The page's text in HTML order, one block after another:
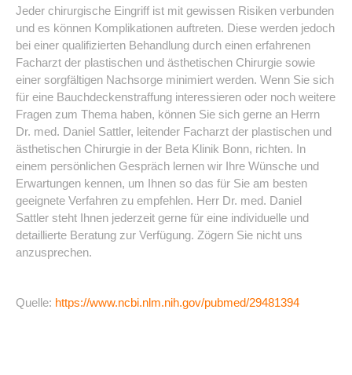
Jeder chirurgische Eingriff ist mit gewissen Risiken verbunden
und es können Komplikationen auftreten. Diese werden jedoch
bei einer qualifizierten Behandlung durch einen erfahrenen
Facharzt der plastischen und ästhetischen Chirurgie sowie
einer sorgfältigen Nachsorge minimiert werden. Wenn Sie sich
für eine Bauchdeckenstraffung interessieren oder noch weitere
Fragen zum Thema haben, können Sie sich gerne an Herrn
Dr. med. Daniel Sattler, leitender Facharzt der plastischen und
ästhetischen Chirurgie in der Beta Klinik Bonn, richten. In
einem persönlichen Gespräch lernen wir Ihre Wünsche und
Erwartungen kennen, um Ihnen so das für Sie am besten
geeignete Verfahren zu empfehlen. Herr Dr. med. Daniel
Sattler steht Ihnen jederzeit gerne für eine individuelle und
detaillierte Beratung zur Verfügung. Zögern Sie nicht uns
anzusprechen.
Quelle: https://www.ncbi.nlm.nih.gov/pubmed/29481394